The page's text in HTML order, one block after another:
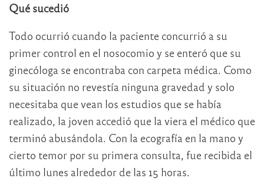
Qué sucedió
Todo ocurrió cuando la paciente concurrió a su
primer control en el nosocomio y se enteró que su
ginecóloga se encontraba con carpeta médica. Como
su situación no revestía ninguna gravedad y solo
necesitaba que vean los estudios que se había
realizado, la joven accedió que la viera el médico que
terminó abusándola. Con la ecografía en la mano y
cierto temor por su primera consulta, fue recibida el
último lunes alrededor de las 15 horas.